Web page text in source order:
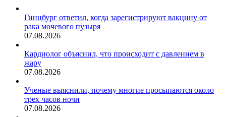
Гинцбург ответил, когда зарегистрируют вакцину от
рака мочевого пузыря
07.08.2026
Кардиолог объяснил, что происходит с давлением в
жару
07.08.2026
Ученые выяснили, почему многие просыпаются около
трех часов ночи
07.08.2026